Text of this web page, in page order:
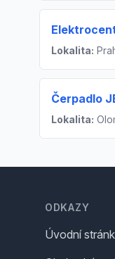
Lokalita:
Čerpadlo
Lokalita:
ODKAZY
Úvodní